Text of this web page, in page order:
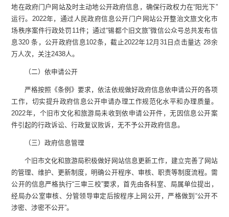
地在政府门户网站及时主动地公开政府信息，确保行政权力在“阳光下”
运行。2022年，通过人民政府信息公开门户网站公开整治文旅文化市
场秩序案件行政处罚11件；通过“锡都个旧文旅”微信公众号总共发布信
息320 条，公开政府信息102条，截止2022年12月31日点击量达 28余
万人次，关注2438人。
（二）依申请公开
严格按照《条例》要求，依法依规做好政府信息依申请公开的各项
工作，切实提升政府信息公开申请办理工作规范化水平和办理质量。
2022年，个旧市文化和旅游局未收到依申请公开件，无因信息公开案
件引起的行政诉讼、行政复议败诉，无不予公开政府信息。
（三）政府信息管理
个旧市文化和旅游局积极做好网站信息更新工作，建立完善了网站
的管理、维护、更新制度，明确公开程序、审核、职责等制度流程。需
公开的信息严格执行“三审三校”要求，首先由各科室、局属单位提出，
经局办公室审核、分管领导审定后按程序上网公开，严格做到“公开不
涉密、涉密不公开”。